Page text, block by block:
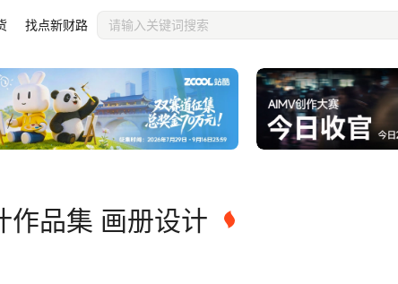
找点新财路
作品集 画册设计